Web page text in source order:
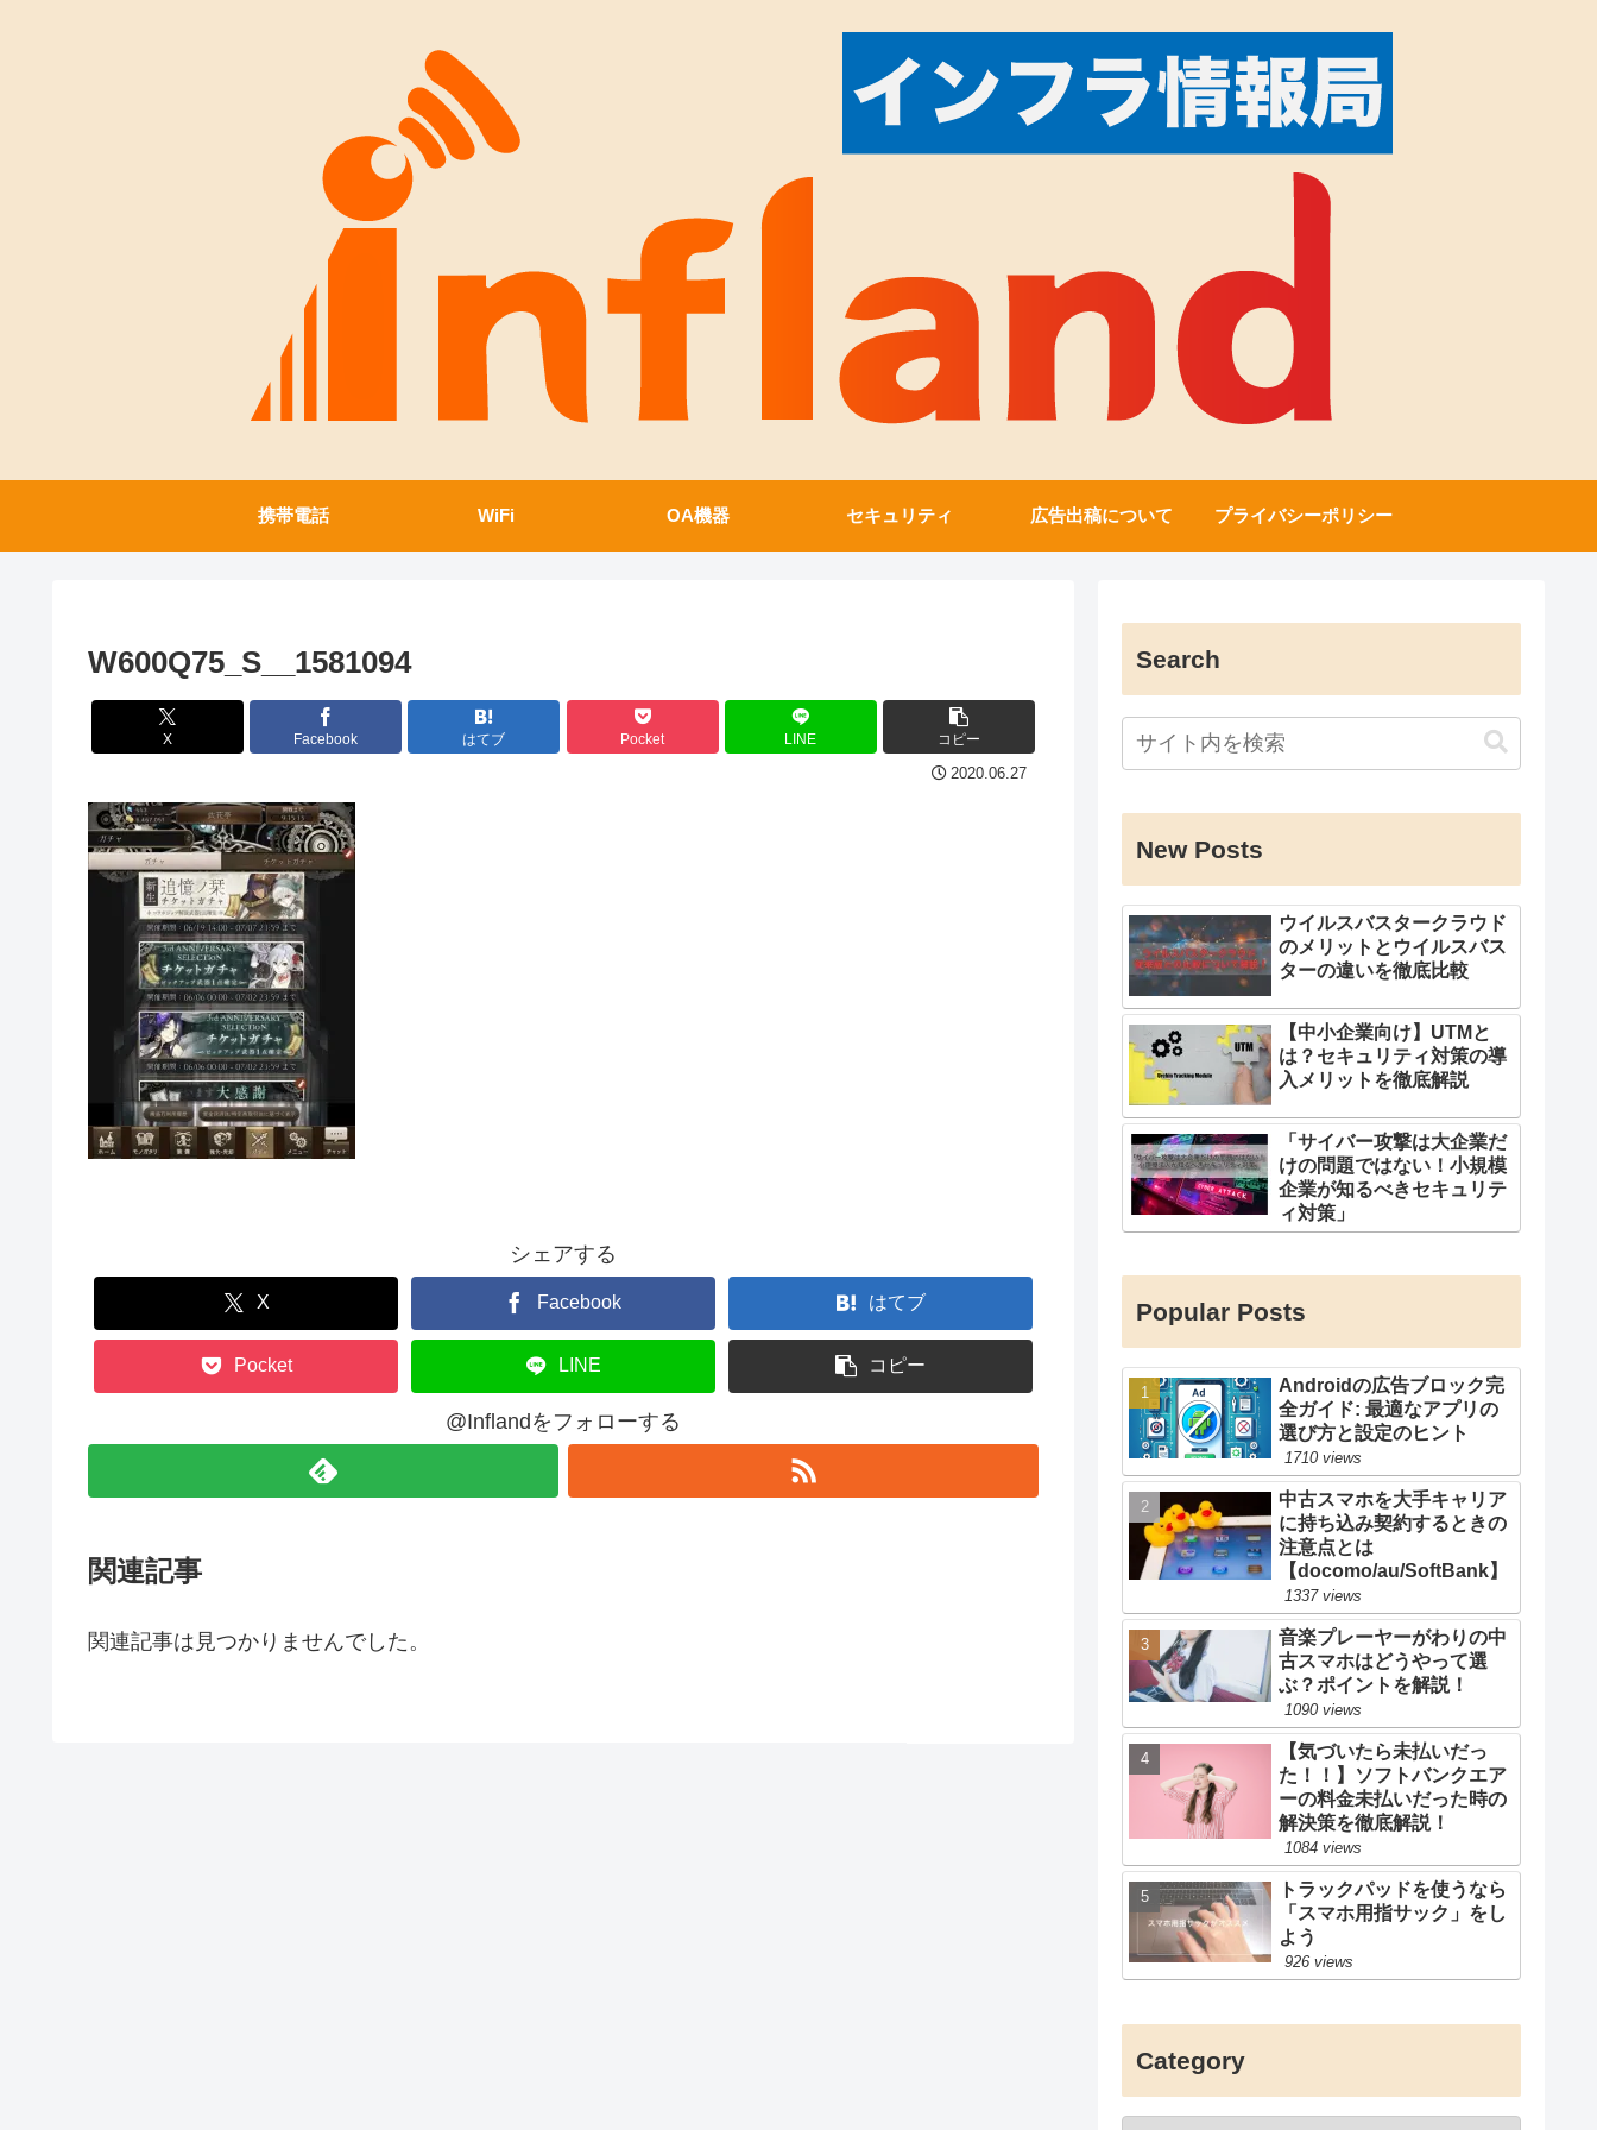
携帯電話 WiFi OA機器 セキュリティ 広告出稿について プライバシーポリシー
W600Q75_S__1581094
X Facebook はてブ Pocket LINE コピー
2020.06.27
シェアする
X Facebook はてブ
Pocket LINE コピー
@Inflandをフォローする
関連記事
関連記事は見つかりませんでした。
Search
New Posts
ウイルスバスタークラウド
のメリットとウイルスバス
ターの違いを徹底比較
【中小企業向け】UTMと
は？セキュリティ対策の導
入メリットを徹底解説
「サイバー攻撃は大企業だ
けの問題ではない！小規模
企業が知るべきセキュリテ
ィ対策」
Popular Posts
Androidの広告ブロック完
全ガイド: 最適なアプリの
選び方と設定のヒント
1710 views
中古スマホを大手キャリア
に持ち込み契約するときの
注意点とは
【docomo/au/SoftBank】
1337 views
音楽プレーヤーがわりの中
古スマホはどうやって選
ぶ？ポイントを解説！
1090 views
【気づいたら未払いだっ
た！！】ソフトバンクエア
ーの料金未払いだった時の
解決策を徹底解説！
1084 views
トラックパッドを使うなら
「スマホ用指サック」をし
よう
926 views
Category